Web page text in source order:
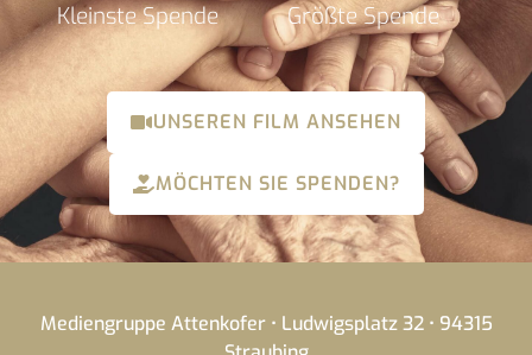
Kleinste Spende Größte Spende
UNSEREN FILM ANSEHEN
MÖCHTEN SIE SPENDEN?
Mediengruppe Attenkofer • Ludwigsplatz 32 • 94315